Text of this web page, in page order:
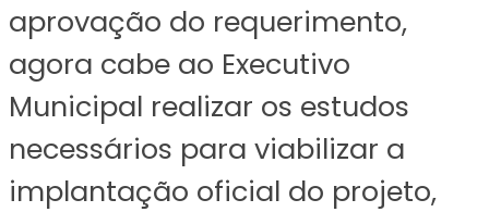
aprovação do requerimento,
agora cabe ao Executivo
Municipal realizar os estudos
necessários para viabilizar a
implantação oficial do projeto,